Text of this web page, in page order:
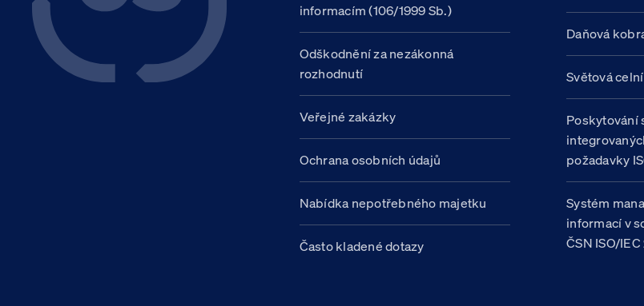
informacím (106/1999 Sb.)
Odškodnění za nezákonná
rozhodnutí
Veřejné zakázky
Ochrana osobních údajů
Nabídka nepotřebného majetku
Často kladené dotazy
Daňová
Světová
Poskytování
požadavky
Systém
informací v
ČSN ISO/